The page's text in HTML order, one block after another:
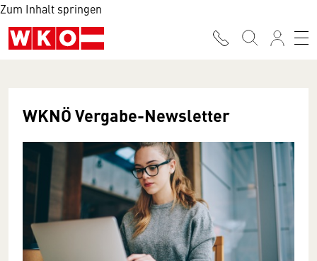
Zum Inhalt springen
WKNÖ Vergabe-Newsletter